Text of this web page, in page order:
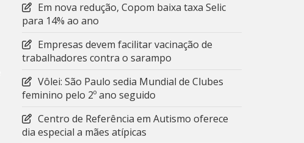
Em nova redução, Copom baixa taxa Selic
para 14% ao ano
Empresas devem facilitar vacinação de
trabalhadores contra o sarampo
Vôlei: São Paulo sedia Mundial de Clubes
feminino pelo 2º ano seguido
Centro de Referência em Autismo oferece
dia especial a mães atípicas